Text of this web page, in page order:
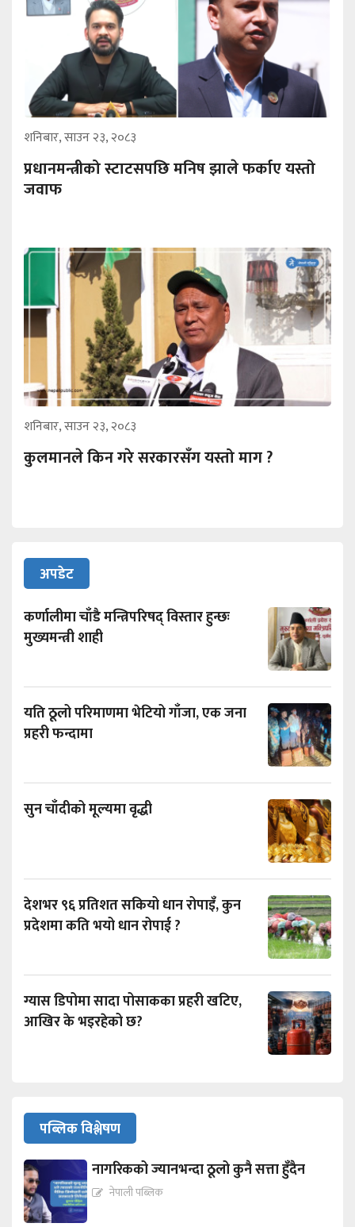
शनिबार, साउन २३, २०८३
प्रधानमन्त्रीको स्टाटसपछि मनिष झाले फर्काए यस्तो
जवाफ
शनिबार, साउन २३, २०८३
कुलमानले किन गरे सरकारसँग यस्तो माग ?
अपडेट
कर्णालीमा चाँडै मन्त्रिपरिषद् विस्तार हुन्छः
मुख्यमन्त्री शाही
यति ठूलो परिमाणमा भेटियो गाँजा, एक जना
प्रहरी फन्दामा
सुन चाँदीको मूल्यमा वृद्धी
देशभर ९६ प्रतिशत सकियो धान रोपाइँ, कुन
प्रदेशमा कति भयो धान रोपाई ?
ग्यास डिपोमा सादा पोसाकका प्रहरी खटिए,
आखिर के भइरहेको छ?
पब्लिक विश्लेषण
नागरिकको ज्यानभन्दा ठूलो कुनै सत्ता हुँदैन
नेपाली पब्लिक